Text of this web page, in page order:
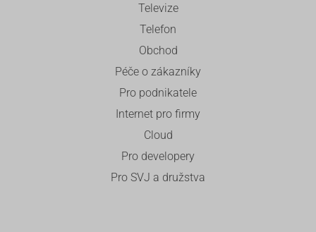
Televize
Telefon
Obchod
Péče o zákazníky
Pro podnikatele
Internet pro firmy
Cloud
Pro developery
Pro SVJ a družstva